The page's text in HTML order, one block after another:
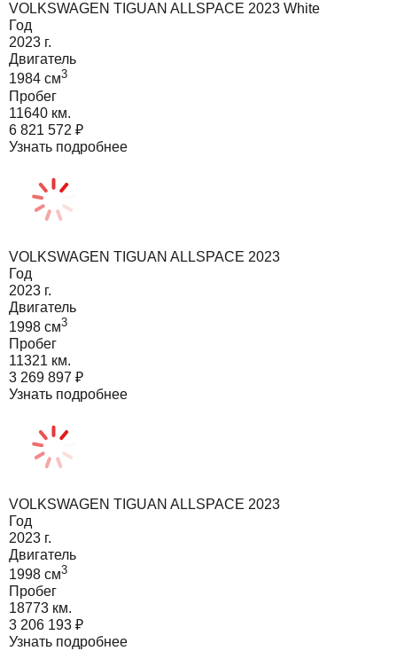
VOLKSWAGEN TIGUAN ALLSPACE 2023 White
Год
2023 г.
Двигатель
1984 cм3
Пробег
11640 км.
6 821 572 ₽
Узнать подробнее
VOLKSWAGEN TIGUAN ALLSPACE 2023
Год
2023 г.
Двигатель
1998 cм3
Пробег
11321 км.
3 269 897 ₽
Узнать подробнее
VOLKSWAGEN TIGUAN ALLSPACE 2023
Год
2023 г.
Двигатель
1998 cм3
Пробег
18773 км.
3 206 193 ₽
Узнать подробнее